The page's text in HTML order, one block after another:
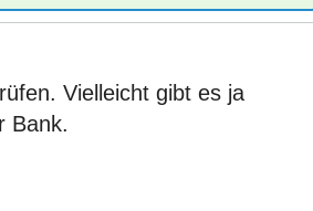
Vielleicht gibt es ja
Bank.